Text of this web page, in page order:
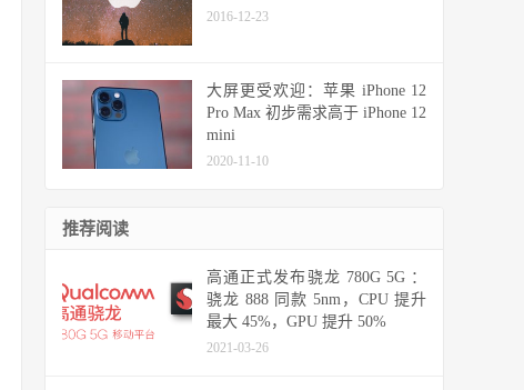
2016-12-23
大屏更受欢迎：苹果 iPhone 12
Pro Max 初步需求高于 iPhone 12
mini
2020-11-10
推荐阅读
高通正式发布骁龙 780G 5G ：
骁龙 888 同款 5nm，CPU 提升
最大 45%，GPU 提升 50%
2021-03-26